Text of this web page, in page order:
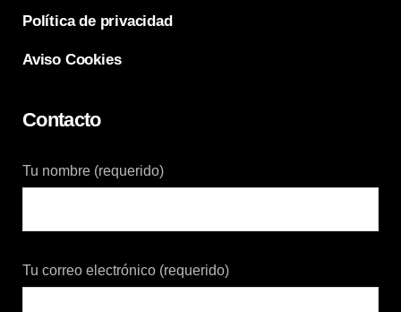
Política de privacidad
Aviso Cookies
Contacto
Tu nombre (requerido)
Tu correo electrónico (requerido)